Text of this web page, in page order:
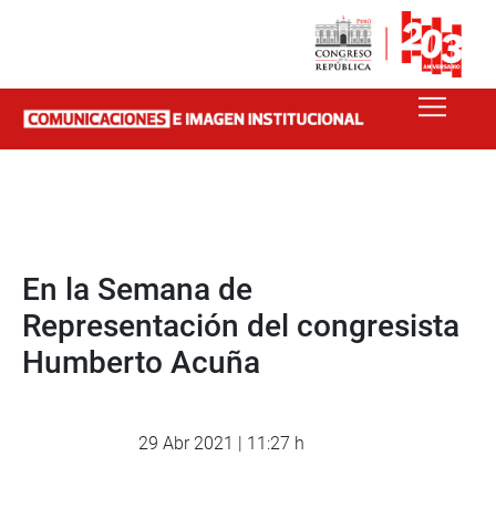
En la Semana de
Representación del congresista
Humberto Acuña
29 Abr 2021 | 11:27 h